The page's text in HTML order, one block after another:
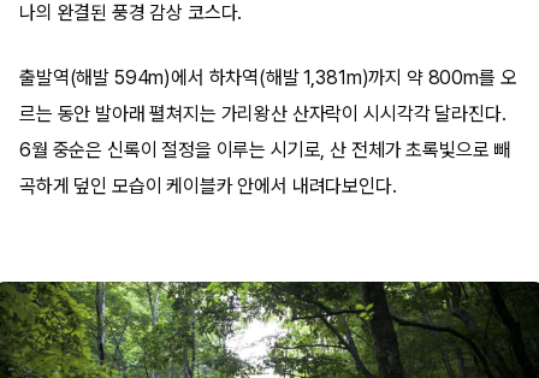
나의 완결된 풍경 감상 코스다.
출발역(해발 594m)에서 하차역(해발 1,381m)까지 약 800m를 오
르는 동안 발아래 펼쳐지는 가리왕산 산자락이 시시각각 달라진다.
6월 중순은 신록이 절정을 이루는 시기로, 산 전체가 초록빛으로 빼
곡하게 덮인 모습이 케이블카 안에서 내려다보인다.